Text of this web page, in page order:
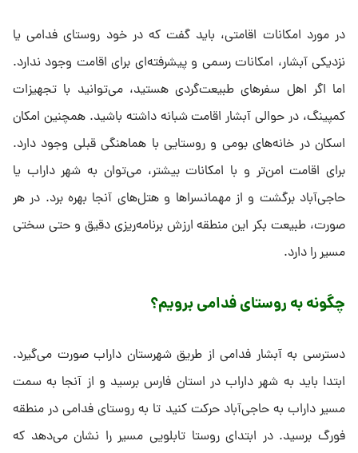
در مورد امکانات اقامتی، باید گفت که در خود روستای فدامی یا
نزدیکی آبشار، امکانات رسمی و پیشرفته‌ای برای اقامت وجود ندارد.
اما اگر اهل سفرهای طبیعت‌گردی هستید، می‌توانید با تجهیزات
کمپینگ، در حوالی آبشار اقامت شبانه داشته باشید. همچنین امکان
اسکان در خانه‌های بومی و روستایی با هماهنگی قبلی وجود دارد.
برای اقامت امن‌تر و با امکانات بیشتر، می‌توان به شهر داراب یا
حاجی‌آباد برگشت و از مهمانسراها و هتل‌های آنجا بهره برد. در هر
صورت، طبیعت بکر این منطقه ارزش برنامه‌ریزی دقیق و حتی سختی
مسیر را دارد.
چگونه به روستای فدامی برویم؟
دسترسی به آبشار فدامی از طریق شهرستان داراب صورت می‌گیرد.
ابتدا باید به شهر داراب در استان فارس برسید و از آنجا به سمت
مسیر داراب به حاجی‌آباد حرکت کنید تا به روستای فدامی در منطقه
فورگ برسید. در ابتدای روستا تابلویی مسیر را نشان می‌دهد که